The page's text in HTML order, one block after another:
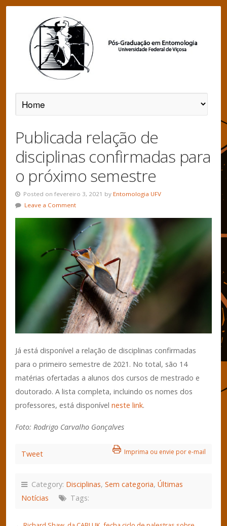
Publicada relação de
disciplinas confirmadas para
o próximo semestre
Posted on fevereiro 3, 2021 by Entomologia UFV
Leave a Comment
Já está disponível a relação de disciplinas confirmadas
para o primeiro semestre de 2021. No total, são 14
matérias ofertadas a alunos dos cursos de mestrado e
doutorado. A lista completa, incluindo os nomes dos
professores, está disponível neste link.
Foto: Rodrigo Carvalho Gonçalves
Imprima ou envie por e-mail
Tweet
Category: Disciplinas, Sem categoria, Últimas
Notícias
Tags: